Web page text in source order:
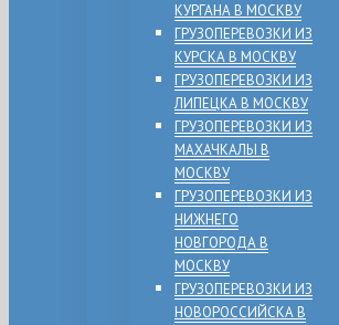
КУРГАНА В МОСКВУ
ГРУЗОПЕРЕВОЗКИ ИЗ
КУРСКА В МОСКВУ
ГРУЗОПЕРЕВОЗКИ ИЗ
ЛИПЕЦКА В МОСКВУ
ГРУЗОПЕРЕВОЗКИ ИЗ
МАХАЧКАЛЫ В
МОСКВУ
ГРУЗОПЕРЕВОЗКИ ИЗ
НИЖНЕГО
НОВГОРОДА В
МОСКВУ
ГРУЗОПЕРЕВОЗКИ ИЗ
НОВОРОССИЙСКА В